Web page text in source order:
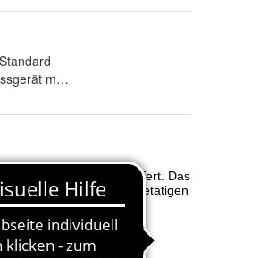
mechanisch